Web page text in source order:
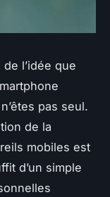
l’idée que
pas seul.
de la
mobiles est
d’un simple